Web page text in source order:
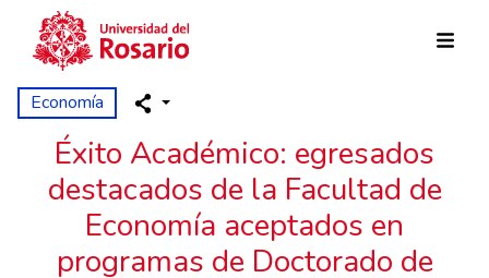
Pasar al contenido principal
Economía
Éxito Académico: egresados
destacados de la Facultad de
Economía aceptados en
programas de Doctorado de